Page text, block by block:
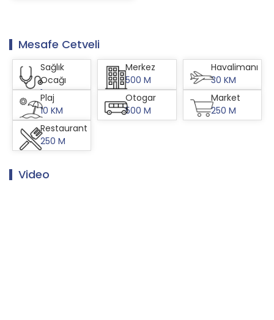
Mesafe Cetveli
Sağlık
Ocağı
1 KM
Merkez
500 M
Havalimanı
30 KM
Plaj
10 KM
Otogar
500 M
Market
250 M
Restaurant
250 M
Video